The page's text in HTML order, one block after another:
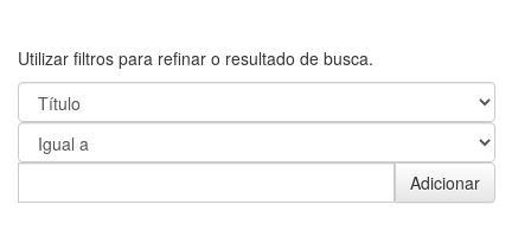
Utilizar filtros para refinar o resultado de busca.